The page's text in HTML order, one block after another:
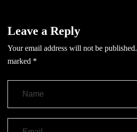
Leave a Reply
Your email address will not be published.
marked *